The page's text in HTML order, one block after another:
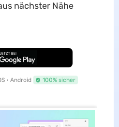
nächster Nähe
Download
• Android 100% sicher